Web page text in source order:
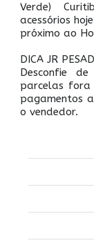
Verde)
acessórios
próximo ao
DICA JR
Desconfie
parcelas
pagamentos
o vendedor.